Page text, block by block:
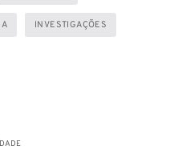
INVESTIGAÇÕES